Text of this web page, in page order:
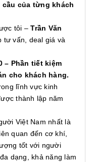
của từng khách
tôi –Trần Văn
tư vấn, deal giá và
– Phần tiết kiệm
cho khách hàng.
lĩnh vực kinh
thành lập năm
Việt Nam nhất là
quan đến cơ khí,
tốt với người
dạng, khả năng làm